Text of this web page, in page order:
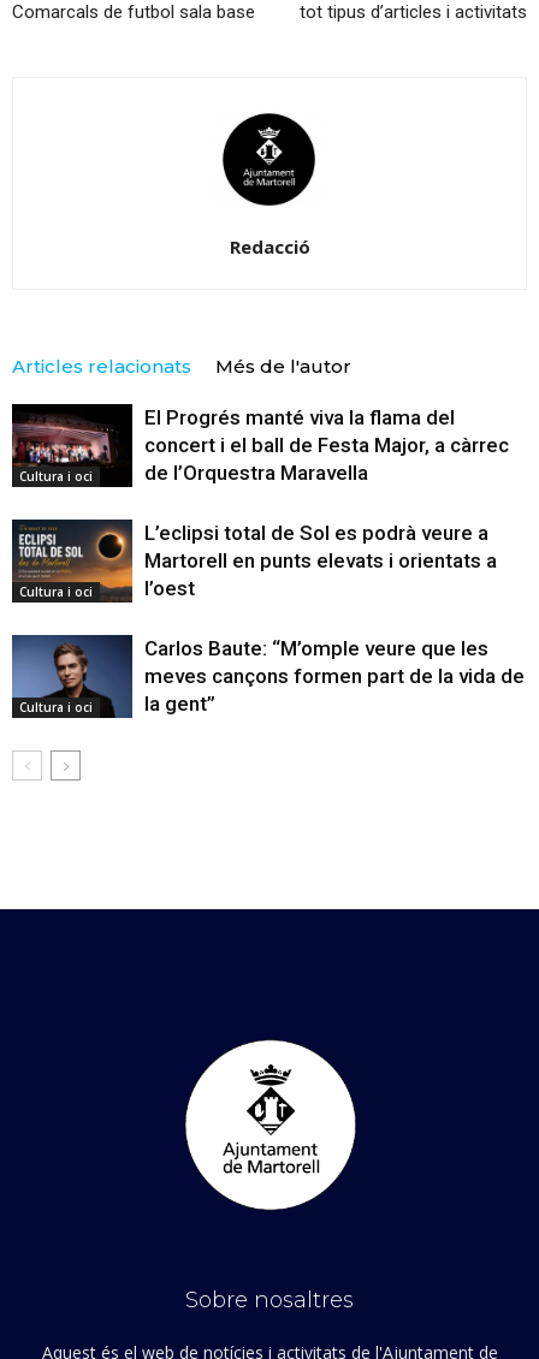
Comarcals de futbol sala base
tot tipus d’articles i activitats
Redacció
Articles relacionats Més de l'autor
Cultura i oci
El Progrés manté viva la flama del
concert i el ball de Festa Major, a càrrec
de l’Orquestra Maravella
Cultura i oci
L’eclipsi total de Sol es podrà veure a
Martorell en punts elevats i orientats a
l’oest
Cultura i oci
Carlos Baute: “M’omple veure que les
meves cançons formen part de la vida de
la gent”
Sobre nosaltres
Aquest és el web de notícies i activitats de l'Ajuntament de